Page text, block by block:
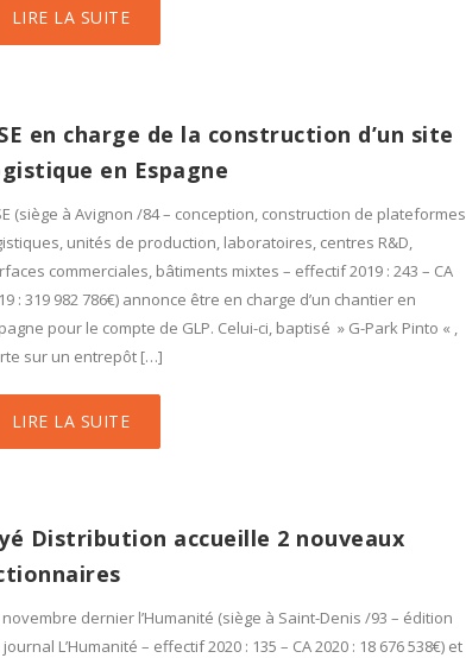
LIRE LA SUITE
en charge de la construction d’un site
en Espagne
(siège à Avignon /84 – conception, construction de plateformes
unités de production, laboratoires, centres R&D,
commerciales, bâtiments mixtes – effectif 2019 : 243 – CA
: 319 982 786€) annonce être en charge d’un chantier en
pour le compte de GLP. Celui-ci, baptisé » G-Park Pinto « ,
sur un entrepôt […]
LIRE LA SUITE
Distribution accueille 2 nouveaux
novembre dernier l’Humanité (siège à Saint-Denis /93 – édition
L’Humanité – effectif 2020 : 135 – CA 2020 : 18 676 538€) et